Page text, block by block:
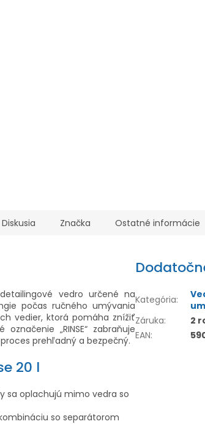
Diskusia Značka Ostatné informácie
vedro určené na
počas ručného umývania
vedier, ktorá pomáha znížiť
„RINSE“ zabraňuje
prehľadný a bezpečný.
20 l
sa oplachujú mimo vedra so
so separátorom
Kategória:
Záruka:
2
EAN: